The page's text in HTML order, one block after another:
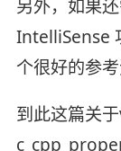
另外，如果
IntelliSense
个很好的参考
到此这篇关